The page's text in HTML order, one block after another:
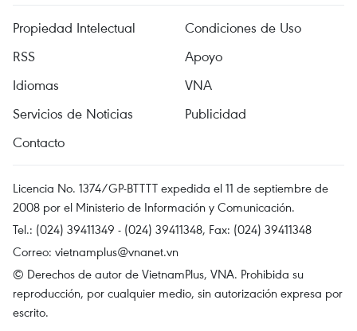
Propiedad Intelectual
Condiciones de Uso
RSS
Apoyo
Idiomas
VNA
Servicios de Noticias
Publicidad
Contacto
Licencia No. 1374/GP-BTTTT expedida el 11 de septiembre de
2008 por el Ministerio de Información y Comunicación.
Tel.: (024) 39411349 - (024) 39411348, Fax: (024) 39411348
Correo: vietnamplus@vnanet.vn
© Derechos de autor de VietnamPlus, VNA. Prohibida su
reproducción, por cualquier medio, sin autorización expresa por
escrito.